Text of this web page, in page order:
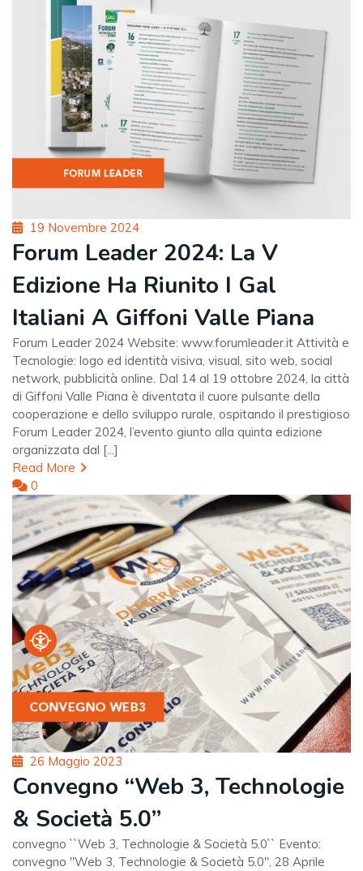
Posted
19 Novembre 2024
Forum Leader 2024: La V
Edizione Ha Riunito I Gal
Italiani A Giffoni Valle Piana
Forum Leader 2024 Website: www.forumleader.it Attività e
Tecnologie: logo ed identità visiva, visual, sito web, social
network, pubblicità online. Dal 14 al 19 ottobre 2024, la città
di Giffoni Valle Piana è diventata il cuore pulsante della
cooperazione e dello sviluppo rurale, ospitando il prestigioso
Forum Leader 2024, l’evento giunto alla quinta edizione
organizzata dal [...]
Read More
0
Posted
26 Maggio 2023
Convegno “Web 3, Technologie
& Società 5.0”
convegno ``Web 3, Technologie & Società 5.0`` Evento:
convegno "Web 3, Technologie & Società 5.0", 28 Aprile